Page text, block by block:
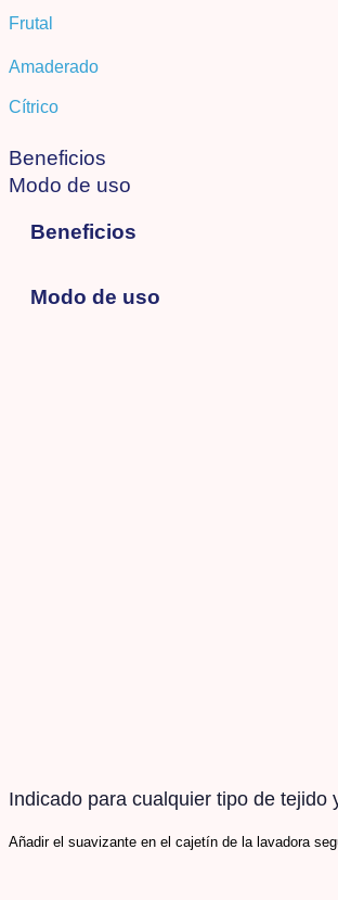
Frutal
Amaderado
Cítrico
Beneficios
Modo de uso
Beneficios
Modo de uso
Indicado para cualquier tipo de tejido
Añadir el suavizante en el cajetín de la lavadora